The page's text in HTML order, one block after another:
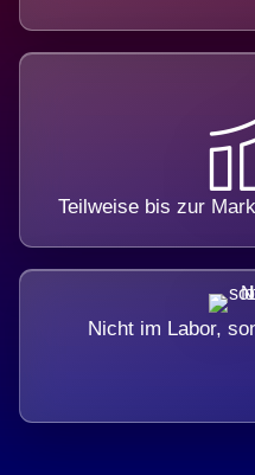
Teilweise bis zur
Nicht im Labor,